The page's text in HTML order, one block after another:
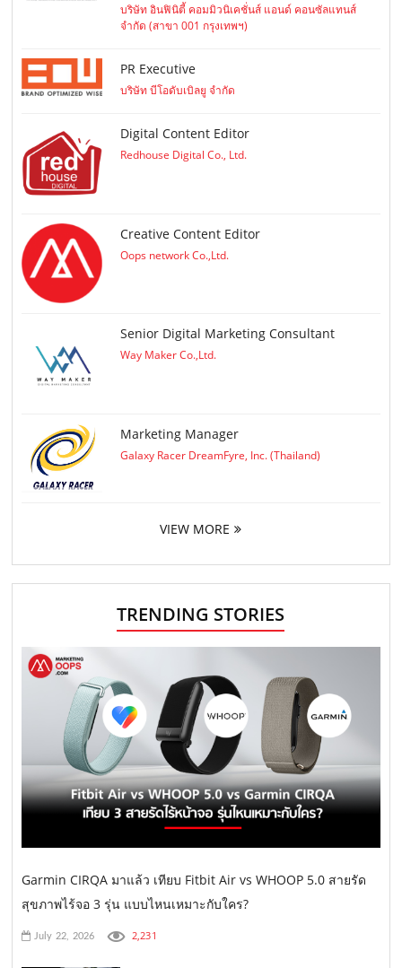
บริษัท อินฟินิตี้ คอมมิวนิเคชั่นส์ แอนด์ คอนซัลแทนส์
จำกัด (สาขา 001 กรุงเทพฯ)
PR Executive
บริษัท บีโอดับเบิลยู จำกัด
Digital Content Editor
Redhouse Digital Co., Ltd.
Creative Content Editor
Oops network Co.,Ltd.
Senior Digital Marketing Consultant
Way Maker Co.,Ltd.
Marketing Manager
Galaxy Racer DreamFyre, Inc. (Thailand)
VIEW MORE
TRENDING STORIES
Garmin CIRQA มาแล้ว เทียบ Fitbit Air vs WHOOP 5.0 สายรัด
สุขภาพไร้จอ 3 รุ่น แบบไหนเหมาะกับใคร?
July 22, 2026 2,231